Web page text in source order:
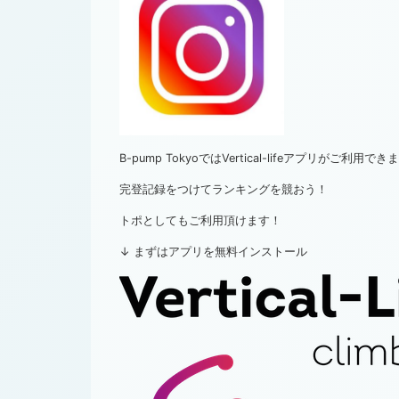
B-pump TokyoではVertical-lifeアプリがご利用でき
完登記録をつけてランキングを競おう！
トポとしてもご利用頂けます！
↓ まずはアプリを無料インストール